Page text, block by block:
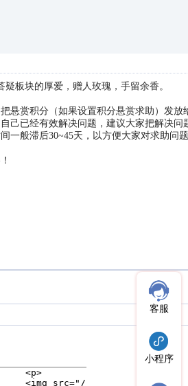
板块的厚爱，赠人玫瑰，手留余香。
悬赏积分（如果设置积分悬赏求助）发放
己已经有效解决问题，建议大家把解决
一般滞后30~45天，以方便大家对求助
客服
小程序